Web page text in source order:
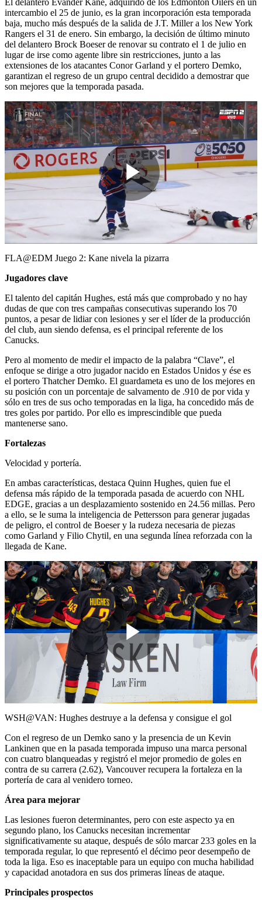
intercambio el 25 de junio, es la gran incorporación esta temporada
baja, mucho más después de la salida de J.T. Miller a los New York
Rangers el 31 de enero. Sin embargo, la decisión de último minuto
del delantero Brock Boeser de renovar su contrato el 1 de julio en
lugar de irse como agente libre sin restricciones, junto a las
extensiones de los atacantes Conor Garland y el portero Demko,
garantizan el regreso de un grupo central decidido a demostrar que
son mejores que la temporada pasada.
Play
Video
FLA@EDM Juego 2: Kane nivela la pizarra
Jugadores clave
El talento del capitán Hughes, está más que comprobado y no hay
dudas de que con tres campañas consecutivas superando los 70
puntos, a pesar de lidiar con lesiones y ser el líder de la producción
del club, aun siendo defensa, es el principal referente de los
Canucks.
Pero al momento de medir el impacto de la palabra “Clave”, el
enfoque se dirige a otro jugador nacido en Estados Unidos y ése es
el portero Thatcher Demko. El guardameta es uno de los mejores en
su posición con un porcentaje de salvamento de .910 de por vida y
sólo en tres de sus ocho temporadas en la liga, ha concedido más de
tres goles por partido. Por ello es imprescindible que pueda
mantenerse sano.
Fortalezas
Velocidad y portería.
En ambas características, destaca Quinn Hughes, quien fue el
defensa más rápido de la temporada pasada de acuerdo con NHL
EDGE, gracias a un desplazamiento sostenido en 24.56 millas. Pero
a ello, se le suma la inteligencia de Pettersson para generar jugadas
de peligro, el control de Boeser y la rudeza necesaria de piezas
como Garland y Filio Chytil, en una segunda línea reforzada con la
llegada de Kane.
Play
Video
WSH@VAN: Hughes destruye a la defensa y consigue el gol
Con el regreso de un Demko sano y la presencia de un Kevin
Lankinen que en la pasada temporada impuso una marca personal
con cuatro blanqueadas y registró el mejor promedio de goles en
contra de su carrera (2.62), Vancouver recupera la fortaleza en la
portería de cara al venidero torneo.
Área para mejorar
Las lesiones fueron determinantes, pero con este aspecto ya en
segundo plano, los Canucks necesitan incrementar
significativamente su ataque, después de sólo marcar 233 goles en la
temporada regular, lo que representó el décimo peor desempeño de
toda la liga. Eso es inaceptable para un equipo con mucha habilidad
y capacidad anotadora en sus dos primeras líneas de ataque.
Principales prospectos